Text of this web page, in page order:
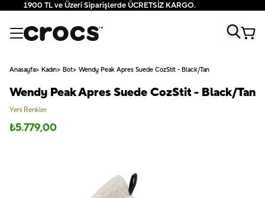
1900 TL ve Üzeri Siparişlerde ÜCRETSİZ KARGO.
Anasayfa Kadın Bot Wendy Peak Apres Suede CozStit - Black/Tan
Wendy Peak Apres Suede CozStit - Black/Tan
Yeni Renkler
₺5.779,00